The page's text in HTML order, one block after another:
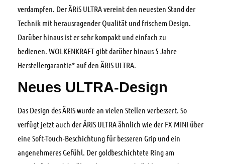
verdampfen. Der ÄRiS ULTRA vereint den neuesten Stand der
Technik mit herausragender Qualität und frischem Design.
Darüber hinaus ist er sehr kompakt und einfach zu
bedienen. WOLKENKRAFT gibt darüber hinaus 5 Jahre
Herstellergarantie* auf den ÄRiS ULTRA.
Neues ULTRA-Design
Das Design des ÄRiS wurde an vielen Stellen verbessert. So
verfügt jetzt auch der ÄRiS ULTRA ähnlich wie der FX MINI über
eine Soft-Touch-Beschichtung für besseren Grip und ein
angenehmeres Gefühl. Der goldbeschichtete Ring am